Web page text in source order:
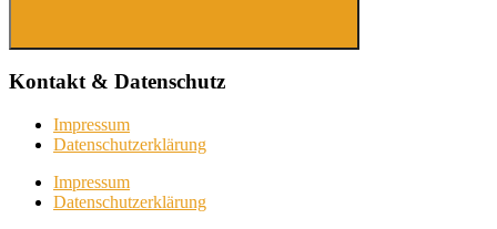
Suchen
Kontakt & Datenschutz
Impressum
Datenschutzerklärung
Impressum
Datenschutzerklärung